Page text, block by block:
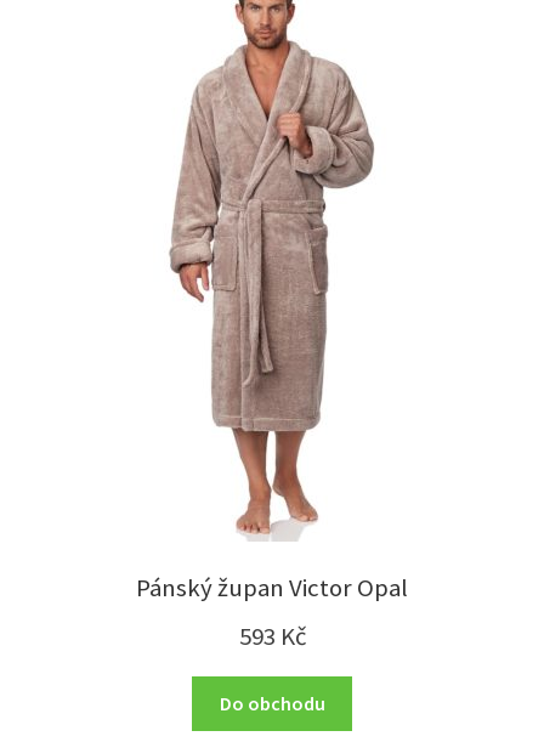
Pánský župan Victor Opal
593 Kč
Do obchodu